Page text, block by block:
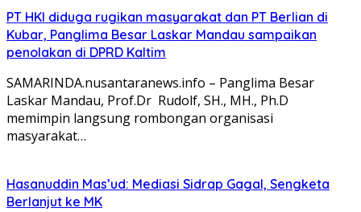
PT HKI diduga rugikan masyarakat dan PT Berlian di
Kubar, Panglima Besar Laskar Mandau sampaikan
penolakan di DPRD Kaltim
SAMARINDA.nusantaranews.info – Panglima Besar
Laskar Mandau, Prof.Dr Rudolf, SH., MH., Ph.D
memimpin langsung rombongan organisasi
masyarakat…
Hasanuddin Mas’ud: Mediasi Sidrap Gagal, Sengketa
Berlanjut ke MK